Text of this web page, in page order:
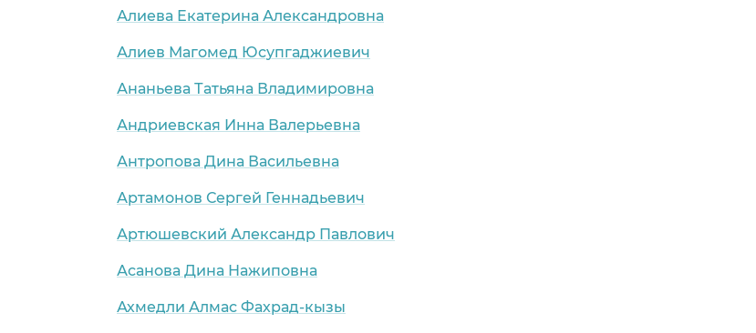
Алиева Екатерина Александровна
Алиев Магомед Юсупгаджиевич
Ананьева Татьяна Владимировна
Андриевская Инна Валерьевна
Антропова Дина Васильевна
Артамонов Сергей Геннадьевич
Артюшевский Александр Павлович
Асанова Дина Нажиповна
Ахмедли Алмас Фахрад-кызы